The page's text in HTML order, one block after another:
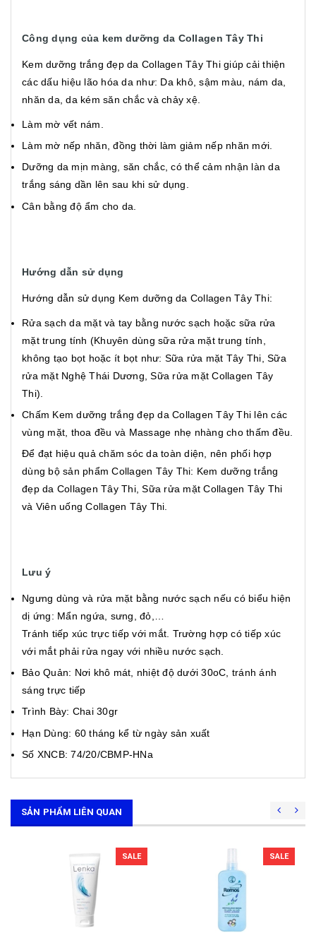
Công dụng của kem dưỡng da Collagen Tây Thi
Kem dưỡng trắng đẹp da Collagen Tây Thi giúp cải thiện
các dấu hiệu lão hóa da như: Da khô, sậm màu, nám da,
nhăn da, da kém săn chắc và chảy xệ.
Làm mờ vết nám.
Làm mờ nếp nhăn, đồng thời làm giảm nếp nhăn mới.
Dưỡng da mịn màng, săn chắc, có thể cảm nhận làn da
trắng sáng dần lên sau khi sử dụng.
Cân bằng độ ẩm cho da.
Hướng dẫn sử dụng
Hướng dẫn sử dụng Kem dưỡng da Collagen Tây Thi:
Rửa sạch da mặt và tay bằng nước sạch hoặc sữa rửa
mặt trung tính (Khuyên dùng sữa rửa mặt trung tính,
không tạo bọt hoặc ít bọt như: Sữa rửa mặt Tây Thi, Sữa
rửa mặt Nghệ Thái Dương, Sữa rửa mặt Collagen Tây
Thi).
Chấm Kem dưỡng trắng đẹp da Collagen Tây Thi lên các
vùng mặt, thoa đều và Massage nhẹ nhàng cho thấm đều.
Để đạt hiệu quả chăm sóc da toàn diện, nên phối hợp
dùng bộ sản phẩm Collagen Tây Thi: Kem dưỡng trắng
đẹp da Collagen Tây Thi, Sữa rửa mặt Collagen Tây Thi
và Viên uống Collagen Tây Thi.
Lưu ý
Ngưng dùng và rửa mặt bằng nước sạch nếu có biểu hiện
dị ứng: Mẩn ngứa, sưng, đỏ,…
Tránh tiếp xúc trực tiếp với mắt. Trường hợp có tiếp xúc
với mắt phải rửa ngay với nhiều nước sạch.
Bảo Quản: Nơi khô mát, nhiệt độ dưới 30oC, tránh ánh
sáng trực tiếp
Trình Bày: Chai 30gr
Hạn Dùng: 60 tháng kể từ ngày sản xuất
Số XNCB: 74/20/CBMP-HNa
SẢN PHẨM LIÊN QUAN
SALE SALE